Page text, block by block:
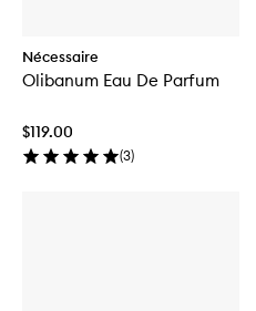
Nécessaire
Olibanum Eau De Parfum
$119.00
(3)